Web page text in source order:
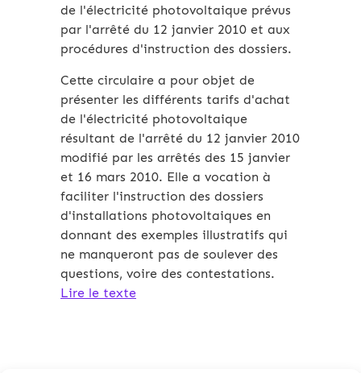
de l'électricité photovoltaique prévus
par l'arrêté du 12 janvier 2010 et aux
procédures d'instruction des dossiers.
Cette circulaire a pour objet de
présenter les différents tarifs d'achat
de l'électricité photovoltaique
résultant de l'arrêté du 12 janvier 2010
modifié par les arrêtés des 15 janvier
et 16 mars 2010. Elle a vocation à
faciliter l'instruction des dossiers
d'installations photovoltaiques en
donnant des exemples illustratifs qui
ne manqueront pas de soulever des
questions, voire des contestations.
Lire le texte